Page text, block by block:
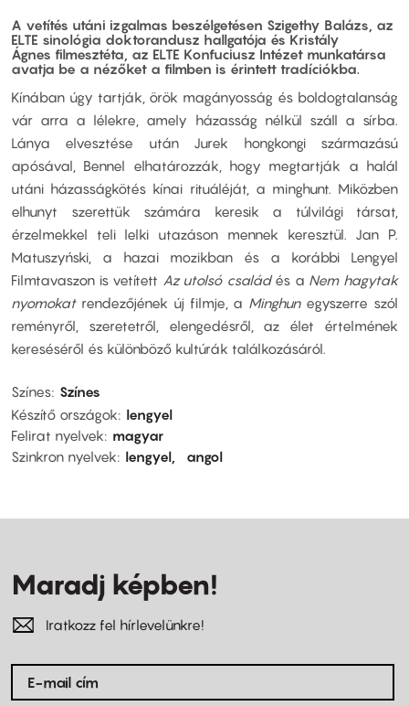
A vetítés utáni izgalmas beszélgetésen Szigethy Balázs , az
ELTE sinológia doktorandusz hallgatója ésKristály
Ágnes filmesztéta, az ELTE Konfuciusz Intézet munkatársa
avatja be a nézőket a filmben is érintett tradíciókba.
Kínában úgy tartják, örök magányosság és boldogtalanság
vár arra a lélekre, amely házasság nélkül száll a sírba.
Lánya elvesztése után Jurek hongkongi származású
apósával, Bennel elhatározzák, hogy megtartják a halál
utáni házasságkötés kínai rituáléját, a minghunt. Miközben
elhunyt szerettük számára keresik a túlvilági társat,
érzelmekkel teli lelki utazáson mennek keresztül. Jan P.
Matuszyński, a hazai mozikban és a korábbi Lengyel
Filmtavaszon is vetített Az utolsó családés a Nem hagytak
nyomokatrendezőjének új filmje, a Minghunegyszerre szól
reményről, szeretetről, elengedésről, az élet értelmének
kereséséről és különböző kultúrák találkozásáról.
Színes Színes
Készítő országok
lengyel
Felirat nyelvek
magyar
Szinkron nyelvek
lengyel angol
Maradj képben!
Iratkozz fel hírlevelünkre!